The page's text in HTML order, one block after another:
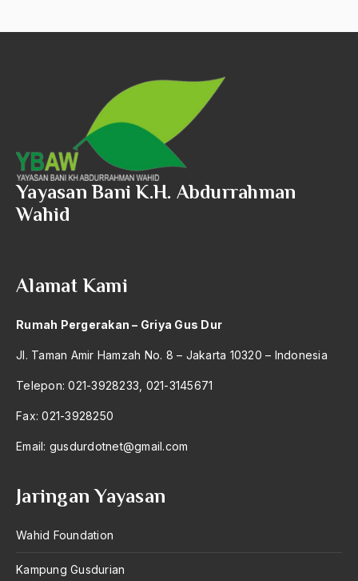
António de Oliveira Salazar
Antonio Gramsci
Antony Van Leeuwenhoek
antropologi
Anwar Sadat
apa yang kau cari palupi
Aparat Keamanan
APEC
Apel Akbar NU
APRI
arabisasi
arafat
Yayasan Bani K.H. Abdurrahman
Wahid
Alamat Kami
Rumah Pergerakan – Griya Gus Dur
Jl. Taman Amir Hamzah No. 8 – Jakarta 10320 – Indonesia
Telepon: 021-3928233, 021-3145671
Fax: 021-3928250
Email: gusdurdotnet@gmail.com
Jaringan Yayasan
Wahid Foundation
Kampung Gusdurian